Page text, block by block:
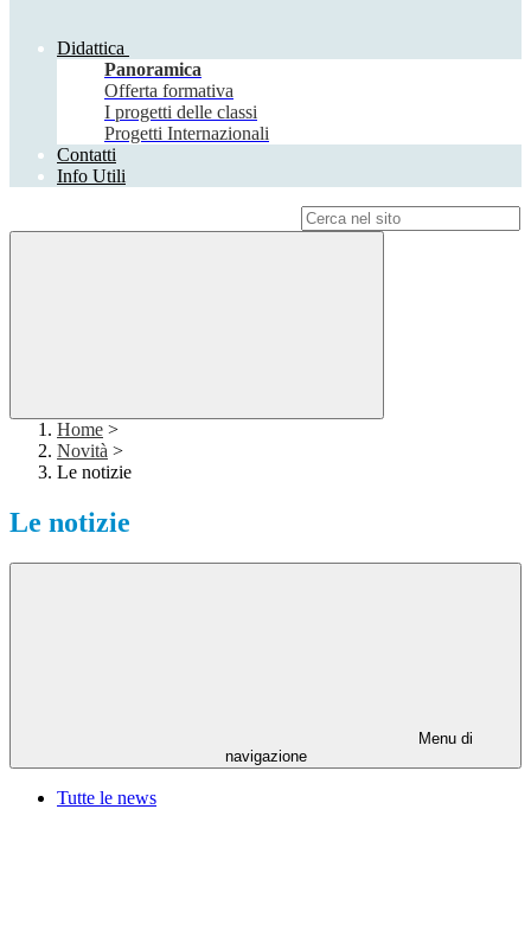
Didattica
Panoramica
Offerta formativa
I progetti delle classi
Progetti Internazionali
Contatti
Info Utili
Home >
Novità >
Le notizie
Le notizie
Menu di
navigazione
Tutte le news